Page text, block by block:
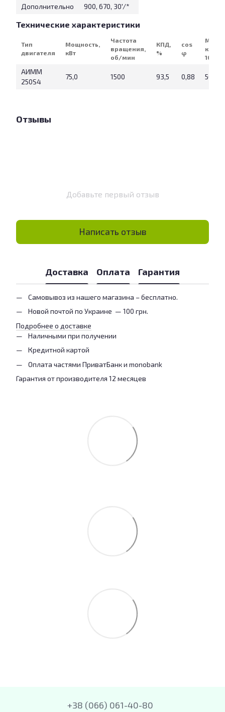
Дополнительно
900, 670, 30'/*
Технические характеристики
Тип
двигателя
Мощность,
кВт
Частота
вращения,
об/мин
КПД,
%
cos
φ
кг (IM
1081)
АИММ
250S4
75,0 1500 93,5 0,88 500
Отзывы
Добавьте первый отзыв
Написать отзыв
Доставка Оплата Гарантия
Самовывоз из нашего магазина – бесплатно.
Новой почтой по Украине — 100 грн.
Подробнее о доставке
Наличными при получении
Кредитной картой
Оплата частями ПриватБанк и monobank
Гарантия от производителя 12 месяцев
+38 (066) 061-40-80